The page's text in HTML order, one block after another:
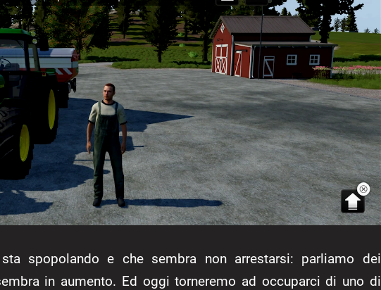
spopolando e che sembra non arrestarsi: parliamo dei
in aumento. Ed oggi torneremo ad occuparci di uno di